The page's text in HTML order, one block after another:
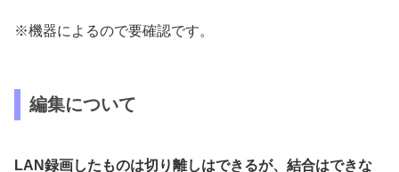
※機器によるので要確認です。
編集について
LAN録画したものは切り離しはできるが、結合はできな